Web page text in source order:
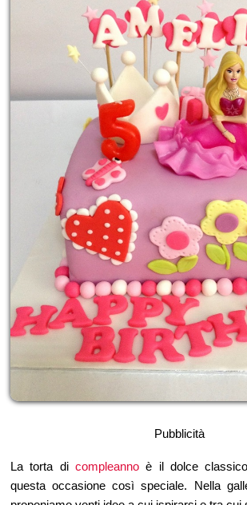
Pubblicità
La torta di compleannoè il dolce
questa occasione così speciale. Nella